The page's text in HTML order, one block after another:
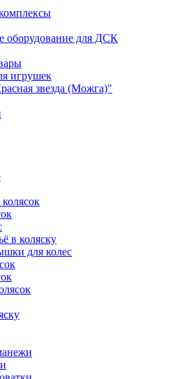
оборудование для ДСК
игрушек
звезда (Можга)"
в коляску
для колес